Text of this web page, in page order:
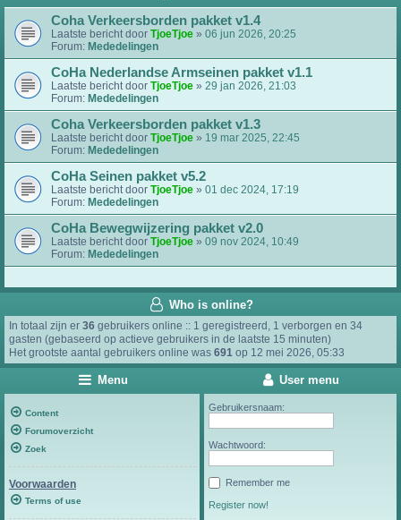
Coha Verkeersborden pakket v1.4
Laatste bericht door TjoeTjoe » 06 jun 2026, 20:25
Forum: Mededelingen
CoHa Nederlandse Armseinen pakket v1.1
Laatste bericht door TjoeTjoe » 29 jan 2026, 21:03
Forum: Mededelingen
Coha Verkeersborden pakket v1.3
Laatste bericht door TjoeTjoe » 19 mar 2025, 22:45
Forum: Mededelingen
CoHa Seinen pakket v5.2
Laatste bericht door TjoeTjoe » 01 dec 2024, 17:19
Forum: Mededelingen
CoHa Bewegwijzering pakket v2.0
Laatste bericht door TjoeTjoe » 09 nov 2024, 10:49
Forum: Mededelingen
Who is online?
In totaal zijn er 36 gebruikers online :: 1 geregistreerd, 1 verborgen en 34
gasten (gebaseerd op actieve gebruikers in de laatste 15 minuten)
Het grootste aantal gebruikers online was 691 op 12 mei 2026, 05:33
Menu
Content
Forumoverzicht
Zoek
Voorwaarden
Terms of use
User menu
Gebruikersnaam:
Wachtwoord:
Remember me
Register now!